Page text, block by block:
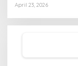
April 23, 2026